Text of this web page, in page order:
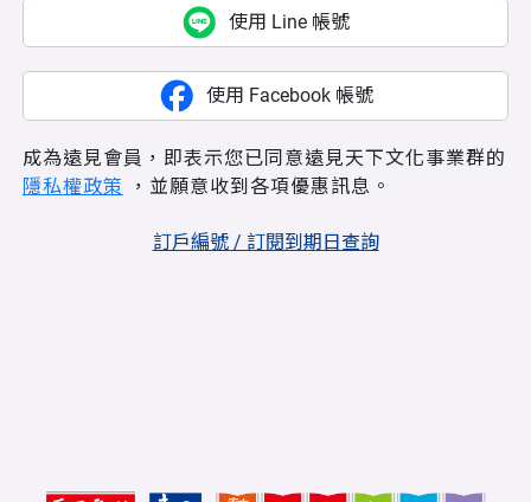
使用 Line 帳號
使用 Facebook 帳號
成為遠見會員，即表示您已同意遠見天下文化事業群的
隱私權政策 ，並願意收到各項優惠訊息。
訂戶編號 / 訂閱到期日查詢